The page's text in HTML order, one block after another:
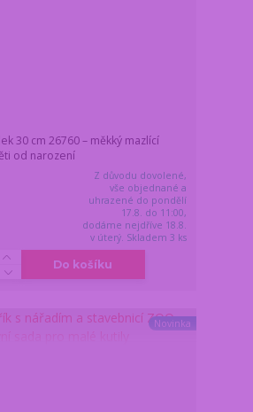
30 cm 26760 – měkký mazlící
od narození
Z důvodu dovolené,
vše objednané a
uhrazené do pondělí
17.8. do 11:00,
dodáme nejdříve 18.8.
v úterý. Skladem 3 ks
Do košíku
Novinka